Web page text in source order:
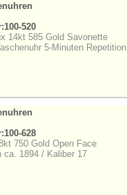
520
14kt 585 Gold Savonette
5-Minuten Repetition
628
750 Gold Open Face
ca. 1894 / Kaliber 17